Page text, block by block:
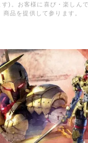
)。お客様に喜び・楽しん
商品を提供して参ります。